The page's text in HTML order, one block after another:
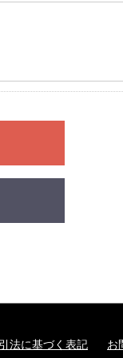
法に基づく表記 お